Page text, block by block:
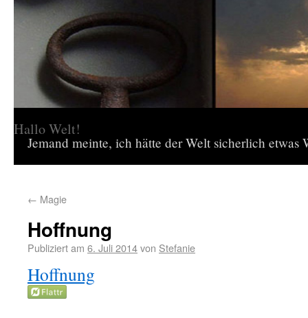
Hallo Welt!
Jemand meinte, ich hätte der Welt sicherlich
← Magie
Hoffnung
Publiziert am 6. Juli 2014von Stefanie
Hoffnung